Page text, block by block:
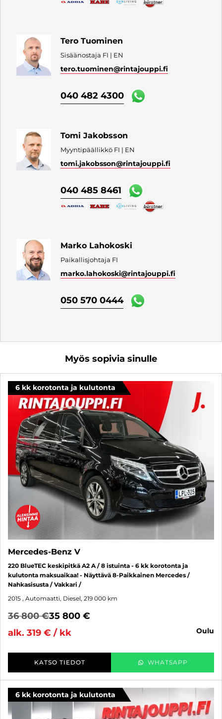
Tero Tuominen
Sisäänostaja FI | EN
tero.tuominen@rintajouppi.fi
040 482 4300
Tomi Jakobsson
Myyntipäällikkö FI | EN
tomi.jakobsson@rintajouppi.fi
040 485 8461
Marko Lahokoski
Paikallisjohtaja FI
marko.lahokoski@rintajouppi.fi
050 570 0444
Myös sopivia sinulle
6 kk korotonta ja kulutonta
Mercedes-Benz V
220 BlueTEC keskipitkä A2 A / 8 istuinta - 6 kk korotonta ja
kulutonta maksuaikaa! - Näyttävä 8-Paikkainen Mercedes /
Nahkasisusta / Vakkari /
2015 , Automaatti, Diesel, 219 000 km
36 800 €35 800 €
alk. 319 € / kk
oulu
KATSO TIEDOT WHATSAPP
6 kk korotonta ja kulutonta